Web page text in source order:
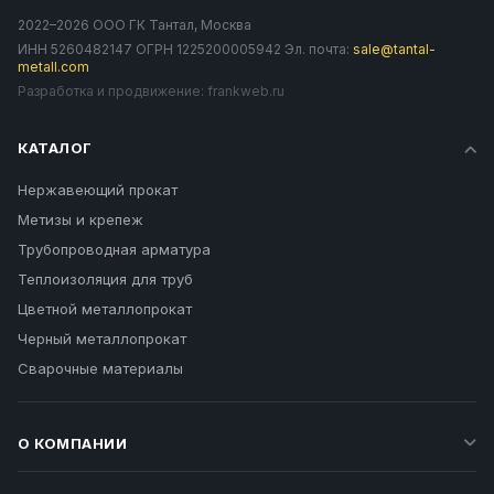
2022–2026 ООО ГК Тантал, Москва
ИНН 5260482147 ОГРН 1225200005942 Эл. почта: sale@tantal-
metall.com
Разработка и продвижение: frankweb.ru
КАТАЛОГ
Нержавеющий прокат
Метизы и крепеж
Трубопроводная арматура
Теплоизоляция для труб
Цветной металлопрокат
Черный металлопрокат
Сварочные материалы
О КОМПАНИИ